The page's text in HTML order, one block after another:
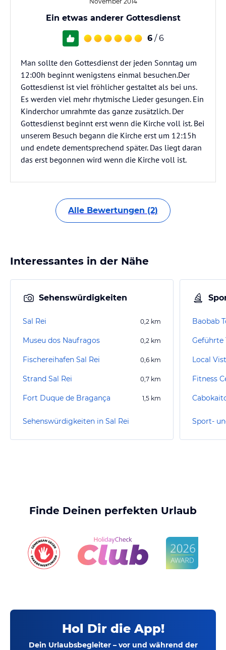
Ein etwas anderer Gottesdienst
6 / 6
Man sollte den Gottesdienst der jeden Sonntag um
12:00h beginnt wenigstens einmal besuchen.Der
Gottesdienst ist viel fröhlicher gestaltet als bei uns.
Es werden viel mehr rhytmische Lieder gesungen. Ein
Kinderchor umrahmte das ganze zusätzlich. Der
Gottesdienst beginnt erst wenn die Kirche voll ist. Bei
unserem Besuch begann die Kirche erst um 12:15h
und endete dementsprechend später. Das liegt daran
das erst begonnen wird wenn die Kirche voll ist.
Alle Bewertungen (2)
Interessantes in der Nähe
Sehenswürdigkeiten
Sal Rei 0,2 km
Museu dos Naufragos 0,2 km
Fischereihafen Sal Rei 0,6 km
Strand Sal Rei 0,7 km
Fort Duque de Bragança 1,5 km
Sehenswürdigkeiten in Sal Rei
Baobab
Local
Fitness
Sport-
Finde Deinen perfekten Urlaub
Hol Dir die App!
Dein Urlaubsbegleiter – vor und während der